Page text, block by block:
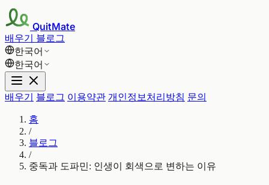
QuitMate
배우기 블로그
한국어
한국어
배우기 블로그 이용약관 개인정보처리방침 문의
홈
/
블로그
/
중독과 도파민: 인생이 회색으로 변하는 이유